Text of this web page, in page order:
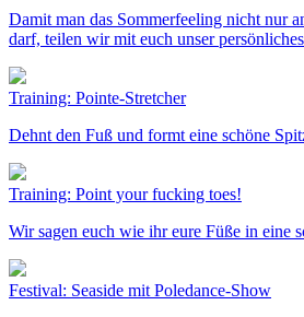
Damit man das Sommerfeeling nicht nur
darf, teilen wir mit euch unser
Training: Pointe-Stretcher
Dehnt den Fuß und formt eine schöne
Training: Point your fucking toes!
Wir sagen euch wie ihr eure Füße in eine
Festival: Seaside mit Poledance-Show